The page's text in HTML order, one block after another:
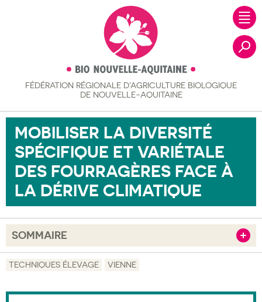
FÉDÉRATION RÉGIONALE D’AGRICULTURE BIOLOGIQUE
DE NOUVELLE-AQUITAINE
MOBILISER LA DIVERSITÉ
SPÉCIFIQUE ET VARIÉTALE
DES FOURRAGÈRES FACE À
LA DÉRIVE CLIMATIQUE
SOMMAIRE
TECHNIQUES ÉLEVAGE VIENNE